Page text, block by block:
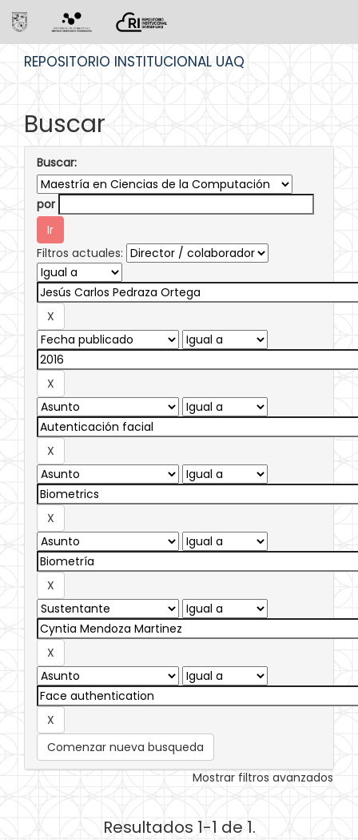
REPOSITORIO INSTITUCIONAL UAQ
Buscar
Buscar:
por
Filtros actuales:
Comenzar nueva busqueda
Mostrar filtros avanzados
Resultados 1-1 de 1.